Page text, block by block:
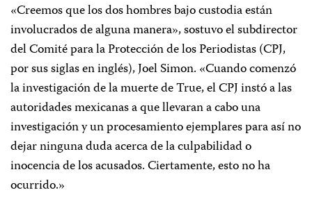
«Creemos que los dos hombres bajo custodia están
involucrados de alguna manera», sostuvo el subdirector
del Comité para la Protección de los Periodistas (CPJ,
por sus siglas en inglés), Joel Simon. «Cuando comenzó
la investigación de la muerte de True, el CPJ instó a las
autoridades mexicanas a que llevaran a cabo una
investigación y un procesamiento ejemplares para así no
dejar ninguna duda acerca de la culpabilidad o
inocencia de los acusados. Ciertamente, esto no ha
ocurrido.»